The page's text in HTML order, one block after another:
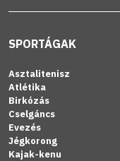
SPORTÁGAK
Asztalitenisz
Atlétika
Birkózás
Cselgáncs
Evezés
Jégkorong
Kajak-kenu